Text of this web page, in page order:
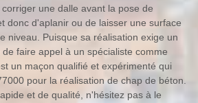
une dalle avant la pose de
donc d'aplanir ou de laisser une surface
niveau. Puisque sa réalisation exige un
faire appel à un spécialiste comme
un maçon qualifié et expérimenté qui
pour la réalisation de chap de béton.
et de qualité, n'hésitez pas à le